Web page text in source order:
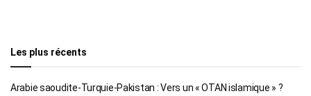
Les plus récents
Arabie saoudite-Turquie-Pakistan : Vers un « OTAN islamique » ?